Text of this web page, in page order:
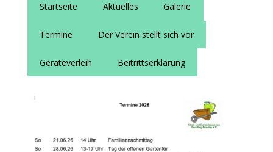
Startseite Aktuelles Galerie
Termine Der Verein stellt sich vor
Geräteverleih Beitrittserklärung